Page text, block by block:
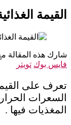
القيمة
شارك هذه المقالة
فايس بوك تويتر
تعرف على
السعرات
المغذيات فيها .